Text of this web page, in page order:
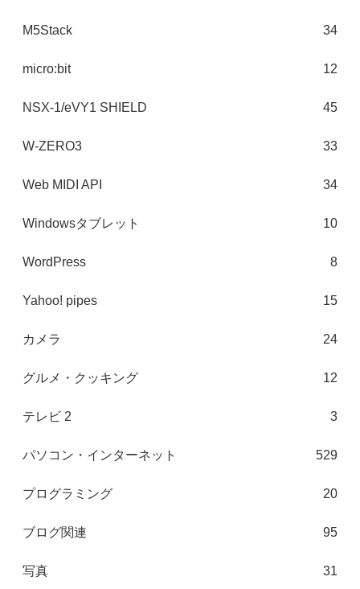
M5Stack 34
micro:bit 12
NSX-1/eVY1 SHIELD 45
W-ZERO3 33
Web MIDI API 34
Windowsタブレット 10
WordPress 8
Yahoo! pipes 15
カメラ 24
グルメ・クッキング 12
テレビ 2 3
パソコン・インターネット 529
プログラミング 20
ブログ関連 95
写真 31